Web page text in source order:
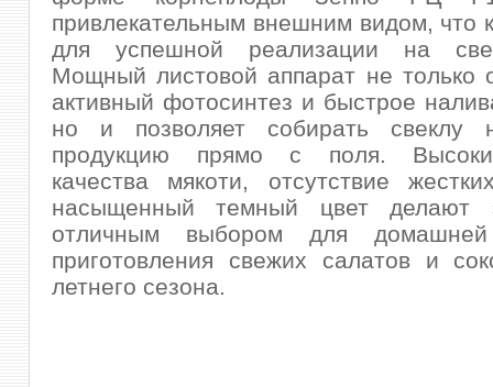
привлекательным внешним видом, что
для успешной реализации на
Мощный листовой аппарат не только
активный фотосинтез и быстрое
но и позволяет собирать свеклу
продукцию прямо с поля.
качества мякоти, отсутствие
насыщенный темный цвет делают
отличным выбором для домашней
приготовления свежих салатов и
летнего сезона.